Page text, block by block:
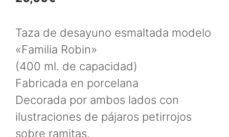
Taza de desayuno esmaltada modelo
«Familia Robin»
(400 ml. de capacidad)
Fabricada en porcelana
Decorada por ambos lados con
ilustraciones de pájaros petirrojos
sobre ramitas.